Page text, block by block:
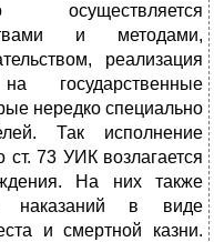
осуществляется
и методами,
реализация
государственные
нередко специально
Так исполнение
73 УИК возлагается
На них также
наказаний в виде
и смертной казни.